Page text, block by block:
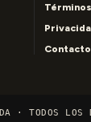
Contacto
· TODOS LOS